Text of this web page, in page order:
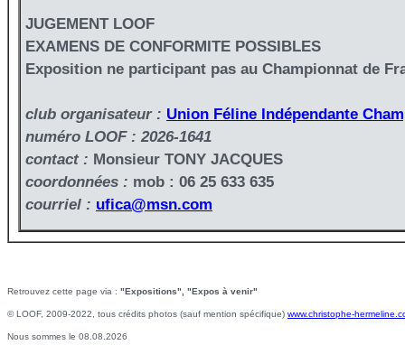
JUGEMENT LOOF
EXAMENS DE CONFORMITE POSSIBLES
Exposition ne participant pas au Championnat de
club organisateur : Union Féline Indépendante
numéro LOOF : 2026-1641
contact : Monsieur TONY JACQUES
coordonnées : mob : 06 25 633 635
courriel : ufica@msn.com
Retrouvez cette page via : "Expositions", "Expos à venir"
© LOOF, 2009-2022, tous crédits photos (sauf mention spécifique) www.christophe-
Nous sommes le 08.08.2026